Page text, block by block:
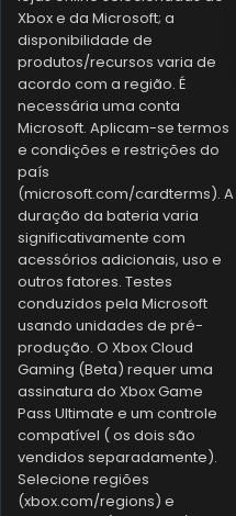
Xbox e da Microsoft; a
disponibilidade de
produtos/recursos varia de
acordo com a região. É
necessária uma conta
Microsoft. Aplicam-se termos
e condições e restrições do
país
(microsoft.com/cardterms). A
duração da bateria varia
significativamente com
acessórios adicionais, uso e
outros fatores. Testes
conduzidos pela Microsoft
usando unidades de pré-
produção. O Xbox Cloud
Gaming (Beta) requer uma
assinatura do Xbox Game
Pass Ultimate e um controle
compatível ( os dois são
vendidos separadamente).
Selecione regiões
(xbox.com/regions) e